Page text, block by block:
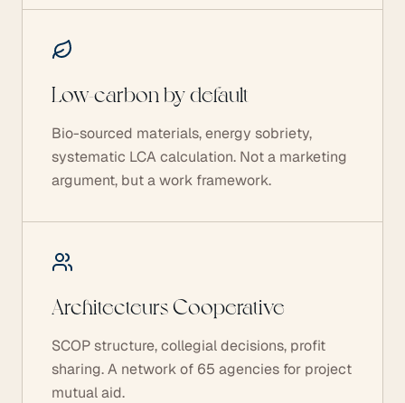
Low-carbon by default
Bio-sourced materials, energy sobriety,
systematic LCA calculation. Not a marketing
argument, but a work framework.
Architecteurs Cooperative
SCOP structure, collegial decisions, profit
sharing. A network of 65 agencies for project
mutual aid.